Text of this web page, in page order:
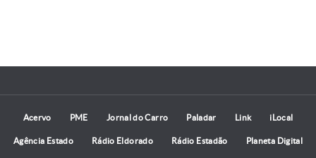
Acervo PME Jornal do Carro Paladar Link iLocal
Agência Estado Rádio Eldorado Rádio Estadão Planeta Digital